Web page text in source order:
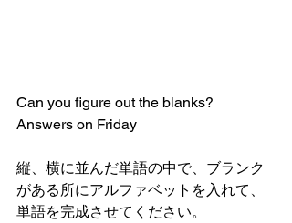
Can you figure out the blanks?
Answers on Friday
縦、横に並んだ単語の中で、ブランク
がある所にアルファベットを入れて、
単語を完成させてください。